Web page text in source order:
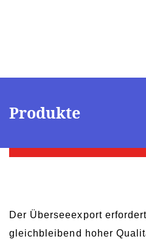
Produkte
Der Überseeexport
gleichbleibend hoher